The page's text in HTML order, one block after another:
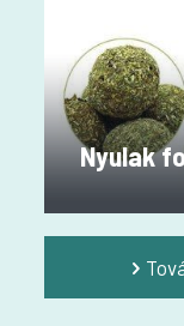
Nyulak